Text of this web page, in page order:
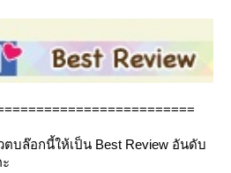
ล๊อกนี้ให้เป็น Best Review อันดับ